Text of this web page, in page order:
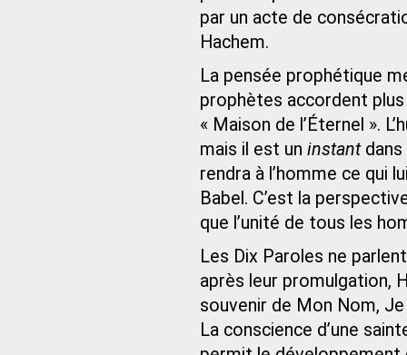
par un acte de
Hachem.
La pensée prophétique
prophètes accordent plus
« Maison de l’Éternel ».
mais il est un instantdans
rendra à l’homme ce qui
Babel. C’est la
que l’unité de tous les
Les Dix Paroles ne
après leur promulgation,
souvenir de Mon Nom,
La conscience d’une